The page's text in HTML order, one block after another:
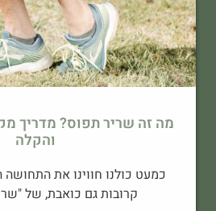
מה זה שריר תפוס? מדריך
והקלה
כמעט כולנו חווינו את
קרובות גם כואבת, של